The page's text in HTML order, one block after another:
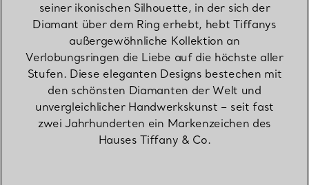
seiner ikonischen Silhouette, in der sich der
Diamant über dem Ring erhebt, hebt Tiffanys
außergewöhnliche Kollektion an
Verlobungsringen die Liebe auf die höchste aller
Stufen. Diese eleganten Designs bestechen mit
den schönsten Diamanten der Welt und
unvergleichlicher Handwerkskunst – seit fast
zwei Jahrhunderten ein Markenzeichen des
Hauses Tiffany & Co.